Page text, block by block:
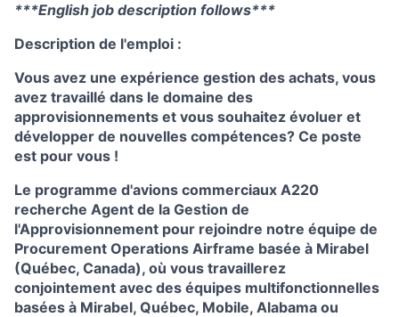
***English job description follows***
Description de l'emploi :
Vous avez une expérience gestion des achats, vous
avez travaillé dans le domaine des
approvisionnements et vous souhaitez évoluer et
développer de nouvelles compétences? Ce poste
est pour vous !
Le programme d'avions commerciaux A220
recherche Agent de la Gestion de
l'Approvisionnement pour rejoindre notre équipe de
Procurement Operations Airframe basée à Mirabel
(Québec, Canada), où vous travaillerez
conjointement avec des équipes multifonctionnelles
basées à Mirabel, Québec, Mobile, Alabama ou